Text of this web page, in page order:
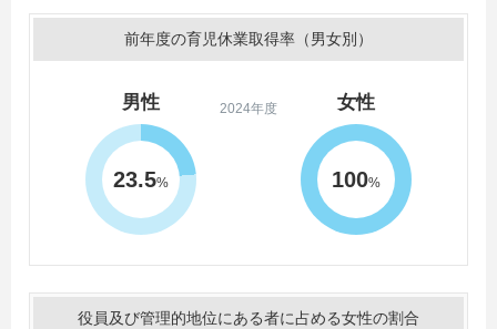
前年度の育児休業取得率（男女別）
2024年度
男性
23.5%
女性
100%
役員及び管理的地位にある者に占める女性の割合